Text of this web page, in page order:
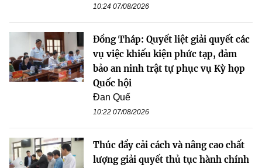
10:24 07/08/2026
Đồng Tháp: Quyết liệt giải quyết các
vụ việc khiếu kiện phức tạp, đảm
bảo an ninh trật tự phục vụ Kỳ họp
Quốc hội
Đan Quế
10:22 07/08/2026
Thúc đẩy cải cách và nâng cao chất
lượng giải quyết thủ tục hành chính